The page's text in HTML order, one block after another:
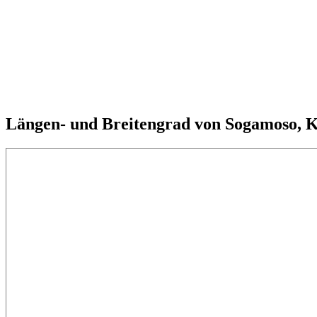
Längen- und Breitengrad von Sogamoso,